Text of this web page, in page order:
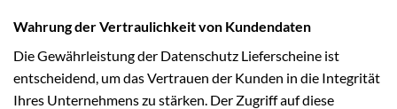
Wahrung der Vertraulichkeit von Kundendaten
Die Gewährleistung der Datenschutz Lieferscheine ist
entscheidend, um das Vertrauen der Kunden in die Integrität
Ihres Unternehmens zu stärken. Der Zugriff auf diese